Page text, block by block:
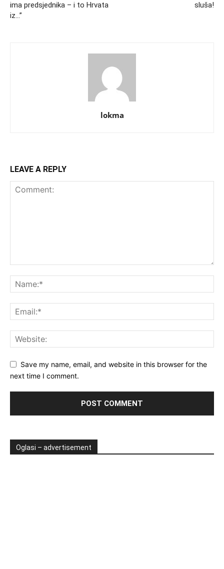
ima predsjednika – i to Hrvata
iz…”
sluša!
lokma
LEAVE A REPLY
Save my name, email, and website in this browser for the
next time I comment.
Oglasi – advertisement